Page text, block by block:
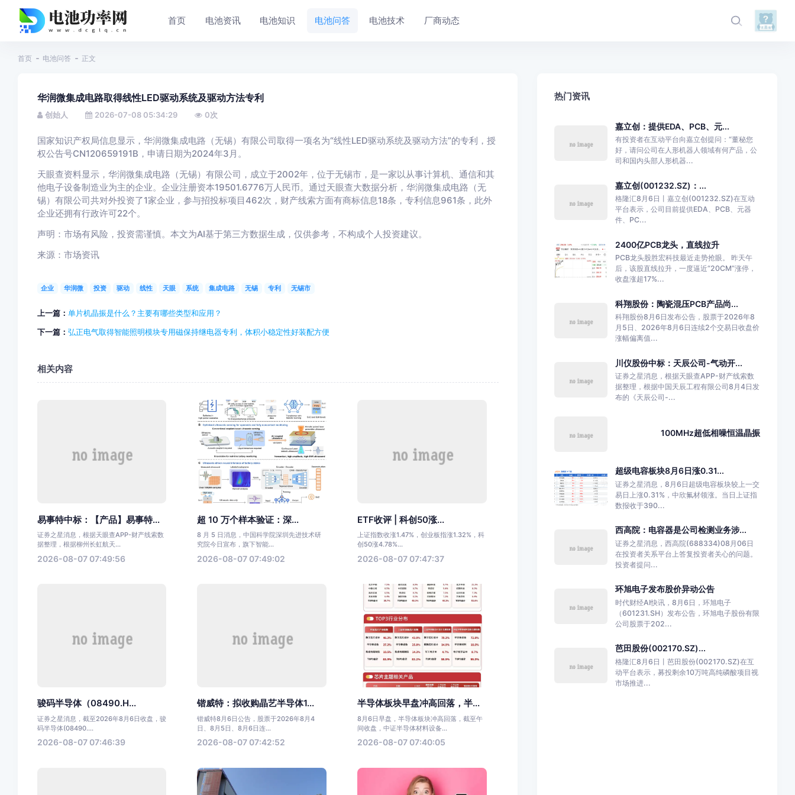
首页 电池资讯 电池知识 电池问答 电池技术 厂商动态
首页 电池问答 正文
华润微集成电路取得线性LED驱动系统及驱动方法专利
创始人 2026-07-08 05:34:29 0次
国家知识产权局信息显示，华润微集成电路（无锡）有限公司取得一项名为“线性LED驱动系统及驱动方法”的专利，授
权公告号CN120659191B，申请日期为2024年3月。
天眼查资料显示，华润微集成电路（无锡）有限公司，成立于2002年，位于无锡市，是一家以从事计算机、通信和其
他电子设备制造业为主的企业。企业注册资本19501.6776万人民币。通过天眼查大数据分析，华润微集成电路（无
锡）有限公司共对外投资了1家企业，参与招投标项目462次，财产线索方面有商标信息18条，专利信息961条，此外
企业还拥有行政许可22个。
声明：市场有风险，投资需谨慎。本文为AI基于第三方数据生成，仅供参考，不构成个人投资建议。
来源：市场资讯
企业 华润微 投资 驱动 线性 天眼 系统 集成电路 无锡 专利 无锡市
上一篇： 单片机晶振是什么？主要有哪些类型和应用？
下一篇： 弘正电气取得智能照明模块专用磁保持继电器专利，体积小稳定性好装配方便
相关内容
易事特中标：【产品】易事特...
证券之星消息，根据天眼查APP-财产线索数
据整理，根据柳州长虹航天...
2026-08-07 07:49:56
超 10 万个样本验证：深...
8 月 5 日消息，中国科学院深圳先进技术研
究院今日宣布，旗下智能...
2026-08-07 07:49:02
ETF收评 | 科创50涨...
上证指数收涨1.47%，创业板指涨1.32%，科
创50涨4.78%...
2026-08-07 07:47:37
骏码半导体（08490.H...
证券之星消息，截至2026年8月6日收盘，骏
码半导体(08490....
2026-08-07 07:46:39
锴威特：拟收购晶艺半导体1...
锴威特8月6日公告，股票于2026年8月4
日、8月5日、8月6日连...
2026-08-07 07:42:52
半导体板块早盘冲高回落，半...
8月6日早盘，半导体板块冲高回落，截至午
间收盘，中证半导体材料设备...
2026-08-07 07:40:05
热门资讯
嘉立创：提供EDA、PCB、元...
有投资者在互动平台向嘉立创提问：“董秘您
好，请问公司在人形机器人领域有何产品，公
司和国内头部人形机器...
嘉立创(001232.SZ)：...
格隆汇8月6日丨嘉立创(001232.SZ)在互动
平台表示，公司目前提供EDA、PCB、元器
件、PC...
2400亿PCB龙头，直线拉升
PCB龙头股胜宏科技最近走势抢眼。 昨天午
后，该股直线拉升，一度逼近“20CM”涨停，
收盘涨超17%...
科翔股份：陶瓷混压PCB产品尚...
科翔股份8月6日发布公告，股票于2026年8
月5日、2026年8月6日连续2个交易日收盘价
涨幅偏离值...
川仪股份中标：天辰公司-气动开...
证券之星消息，根据天眼查APP-财产线索数
据整理，根据中国天辰工程有限公司8月4日发
布的《天辰公司-...
100MHz超低相噪恒温晶振
超级电容板块8月6日涨0.31...
证券之星消息，8月6日超级电容板块较上一交
易日上涨0.31%，中欣氟材领涨。当日上证指
数报收于390...
西高院：电容器是公司检测业务涉...
证券之星消息，西高院(688334)08月06日
在投资者关系平台上答复投资者关心的问题。
投资者提问...
环旭电子发布股价异动公告
时代财经AI快讯，8月6日，环旭电子
（601231.SH）发布公告，环旭电子股份有限
公司股票于202...
芭田股份(002170.SZ)...
格隆汇8月6日丨芭田股份(002170.SZ)在互
动平台表示，募投剩余10万吨高纯磷酸项目视
市场推进...